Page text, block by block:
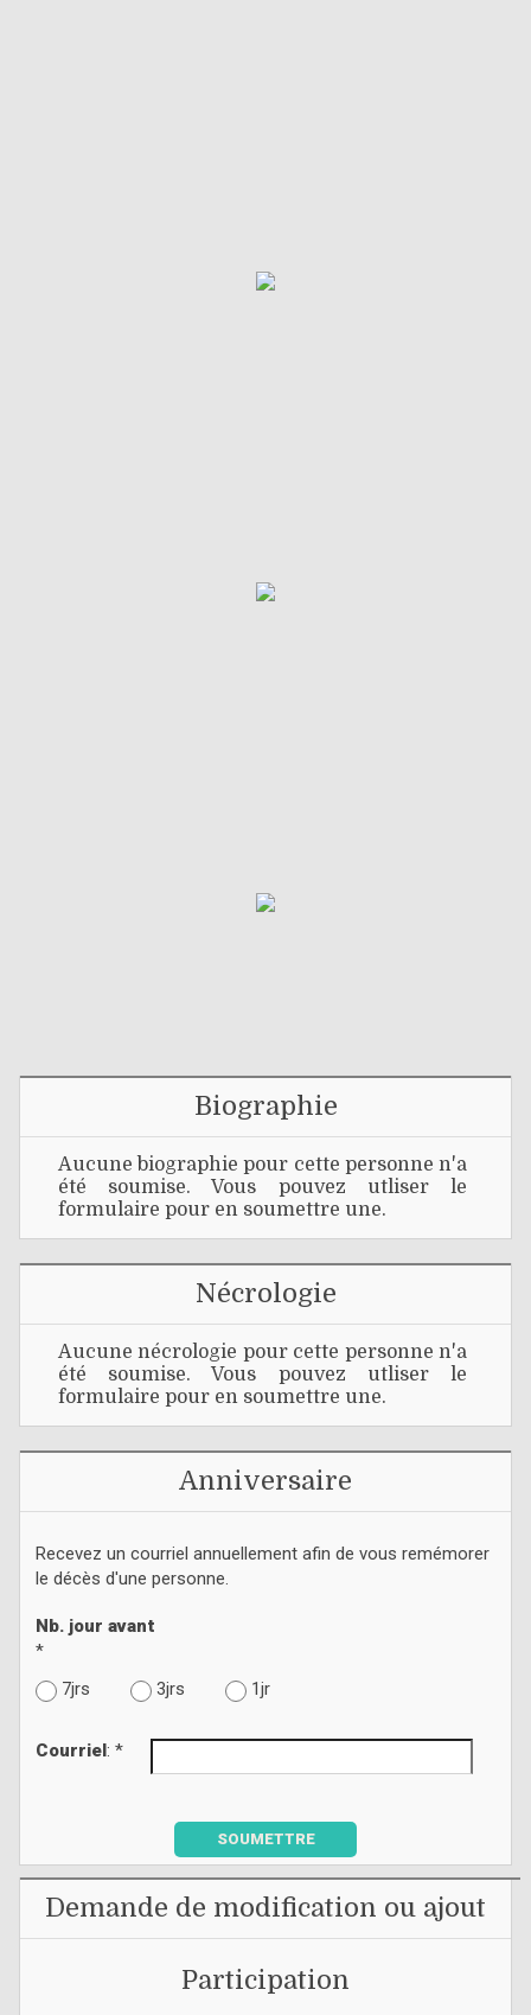
Biographie
Aucune biographie pour cette personne n'a
été soumise. Vous pouvez utliser le
formulaire pour en soumettre une.
Nécrologie
Aucune nécrologie pour cette personne n'a
été soumise. Vous pouvez utliser le
formulaire pour en soumettre une.
Anniversaire
Recevez un courriel annuellement afin de vous remémorer
le décès d'une personne.
Nb. jour avant
*
7jrs
3jrs 1jr
Courriel: *
SOUMETTRE
Demande de modification ou ajout
Participation